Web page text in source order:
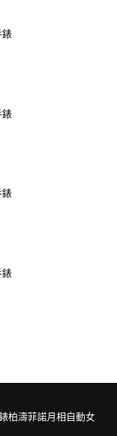
錶
錶
錶
錶
柏濤菲諾月相自動女